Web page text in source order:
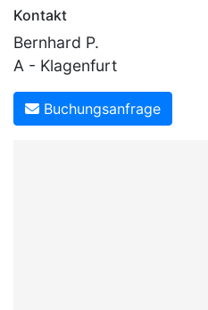
Kontakt
Bernhard P.
A - Klagenfurt
Buchungsanfrage